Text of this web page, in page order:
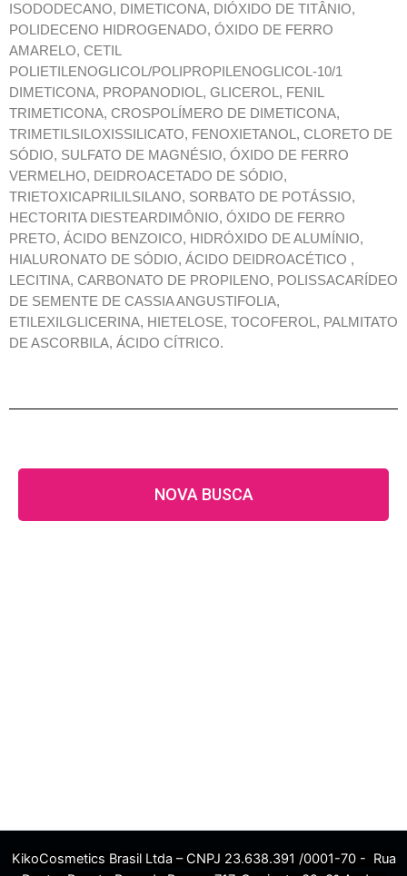
ISODODECANO, DIMETICONA, DIÓXIDO DE TITÂNIO,
POLIDECENO HIDROGENADO, ÓXIDO DE FERRO
AMARELO, CETIL
POLIETILENOGLICOL/POLIPROPILENOGLICOL-10/1
DIMETICONA, PROPANODIOL, GLICEROL, FENIL
TRIMETICONA, CROSPOLÍMERO DE DIMETICONA,
TRIMETILSILOXISSILICATO, FENOXIETANOL, CLORETO DE
SÓDIO, SULFATO DE MAGNÉSIO, ÓXIDO DE FERRO
VERMELHO, DEIDROACETADO DE SÓDIO,
TRIETOXICAPRILILSILANO, SORBATO DE POTÁSSIO,
HECTORITA DIESTEARDIMÔNIO, ÓXIDO DE FERRO
PRETO, ÁCIDO BENZOICO, HIDRÓXIDO DE ALUMÍNIO,
HIALURONATO DE SÓDIO, ÁCIDO DEIDROACÉTICO ,
LECITINA, CARBONATO DE PROPILENO, POLISSACARÍDEO
DE SEMENTE DE CASSIA ANGUSTIFOLIA,
ETILEXILGLICERINA, HIETELOSE, TOCOFEROL, PALMITATO
DE ASCORBILA, ÁCIDO CÍTRICO.
NOVA BUSCA
KikoCosmetics Brasil Ltda – CNPJ 23.638.391 /0001-70 - Rua